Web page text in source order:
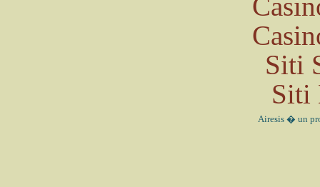
Siti
Siti
Airesis � un